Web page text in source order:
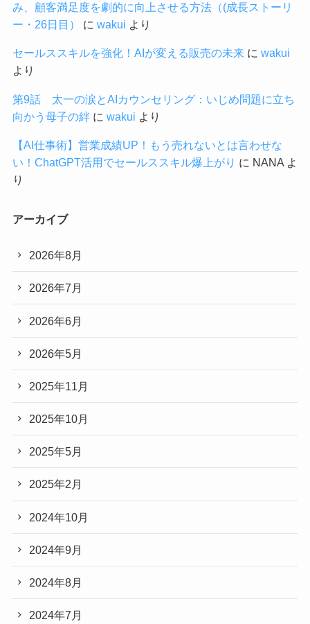
み、顧客満足度を劇的に向上させる方法（(成長ストーリ
ー・26日目）
に wakui より
セールススキルを強化！AIが変える販売の未来に wakui
より
第9話 太一の涙とAIカウンセリング：いじめ問題に立ち
向かう母子の絆に wakui より
【AI仕事術】営業成績UP！もう売れないとは言わせな
い！ChatGPT活用でセールススキル爆上がり に NANAよ
り
アーカイブ
2026年8月
2026年7月
2026年6月
2026年5月
2025年11月
2025年10月
2025年5月
2025年2月
2024年10月
2024年9月
2024年8月
2024年7月